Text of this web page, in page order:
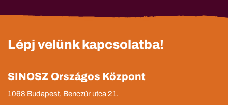
Lépj velünk kapcsolatba!
SINOSZ Országos Központ
1068 Budapest, Benczúr utca 21.